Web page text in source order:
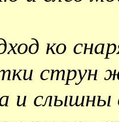
ко
струн
и слышны